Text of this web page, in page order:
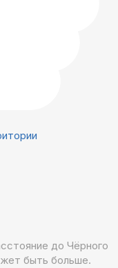
до Чёрного
быть больше.